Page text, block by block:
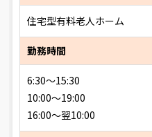
住宅型有料老人ホーム
勤務時間
6:30～15:30
10:00～19:00
16:00～翌10:00